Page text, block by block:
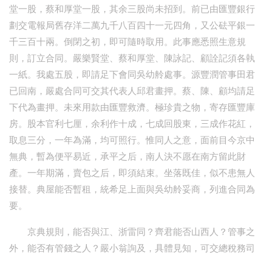
堂一股，蔡和厚堂一股，其余三股尚未招到。前已由匯豐銀行
劃交電報局舊存洋二萬九千八百四十一元四角，又公砝平銀一
千三百十兩。倒閉之初，即可隨時取用。此事應悉照生意規
則，訂立合同。嚴樂賢堂、蔡和厚堂、陳詠記、顧詮記須各執
一紙。我處五股，即請足下會同吳幼舲處事。源豐潤管事田君
已回南，嚴處合同可交其代表人邱君畫押。蔡、陳、顧均請足
下代為畫押。未來用款由匯豐救濟。極珍貴之物，寄存匯豐庫
房。股本官利七厘，余利作十成，七成回股東，三成作花紅，
取息三分，一年為滿，均可照行。惟同人之意，面前目今京中
無典，暫為便平易近，承平之后，南人決不愿在南方留此財
產。一年期滿，賣包之后，即須結束。坐落既佳，似不患無人
接替。典屋能否暫租，統希足上面與吳幼舲妥商，列進合同為
要。
京典規則，能否與江、浙雷同？齊君能否山西人？管事之
外，能否有管錢之人？嚴小翁詢及，具體見知，可交總稅務司